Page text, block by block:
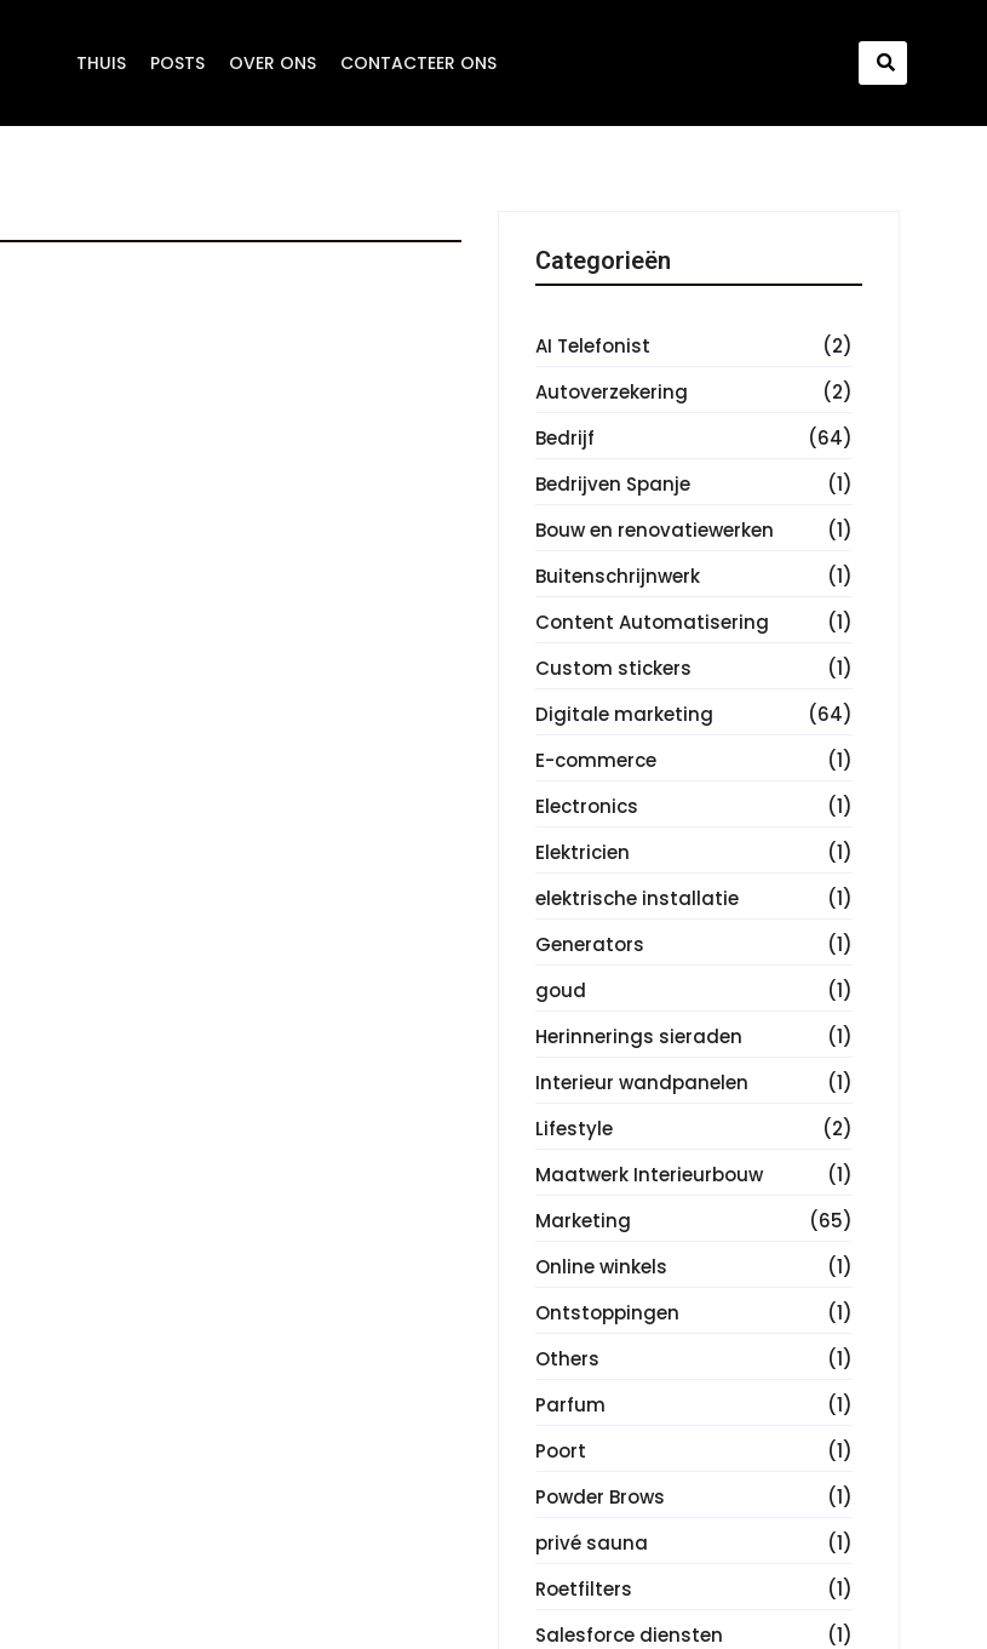
THUIS POSTS OVER ONS CONTACTEER ONS
Categorieën
AI Telefonist
(2)
Autoverzekering
(2)
Bedrijf
(64)
Bedrijven Spanje
(1)
Bouw en renovatiewerken
(1)
Buitenschrijnwerk
(1)
Content Automatisering
(1)
Custom stickers
(1)
Digitale marketing
(64)
E-commerce
(1)
Electronics
(1)
Elektricien
(1)
elektrische installatie
(1)
Generators
(1)
goud
(1)
Herinnerings sieraden
(1)
Interieur wandpanelen
(1)
Lifestyle
(2)
Maatwerk Interieurbouw
(1)
Marketing
(65)
Online winkels
(1)
Ontstoppingen
(1)
Others
(1)
Parfum
(1)
Poort
(1)
Powder Brows
(1)
privé sauna
(1)
Roetfilters
(1)
Salesforce diensten
(1)